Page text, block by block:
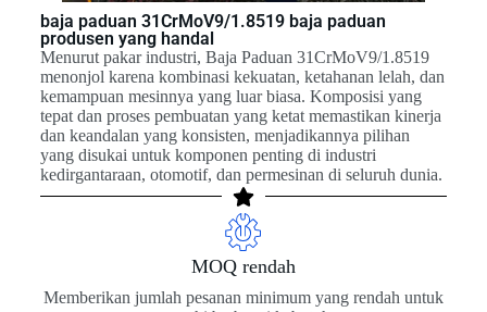
baja paduan 31CrMoV9/1.8519 baja paduan
produsen yang handal
Menurut pakar industri, Baja Paduan 31CrMoV9/1.8519
menonjol karena kombinasi kekuatan, ketahanan lelah, dan
kemampuan mesinnya yang luar biasa. Komposisi yang
tepat dan proses pembuatan yang ketat memastikan kinerja
dan keandalan yang konsisten, menjadikannya pilihan
yang disukai untuk komponen penting di industri
kedirgantaraan, otomotif, dan permesinan di seluruh dunia.
MOQ rendah
Memberikan jumlah pesanan minimum yang rendah untuk